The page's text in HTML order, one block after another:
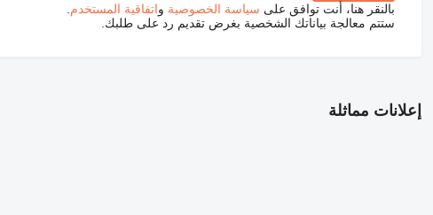
بالنقر هنا، أنت توافق على سياسة الخصوصية واتفاقية المستخدم
ستتم معالجة بياناتك الشخصية بغرض تقديم رد على طلبك.
إعلانات مماثلة